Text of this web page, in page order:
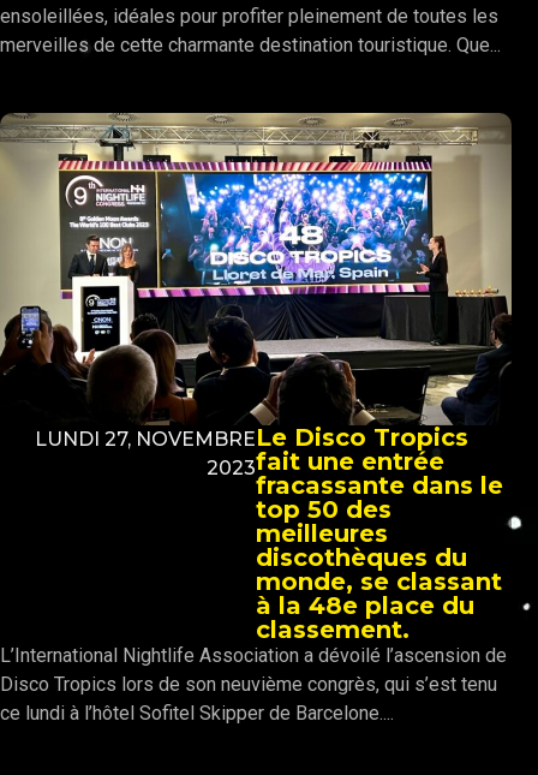
ensoleillées, idéales pour profiter pleinement de toutes les
merveilles de cette charmante destination touristique. Que...
LUNDI 27, NOVEMBRE
2023
Le Disco Tropics
fait une entrée
fracassante dans le
top 50 des
meilleures
discothèques du
monde, se classant
à la 48e place du
classement.
L’International Nightlife Association a dévoilé l’ascension de
Disco Tropics lors de son neuvième congrès, qui s’est tenu
ce lundi à l’hôtel Sofitel Skipper de Barcelone....